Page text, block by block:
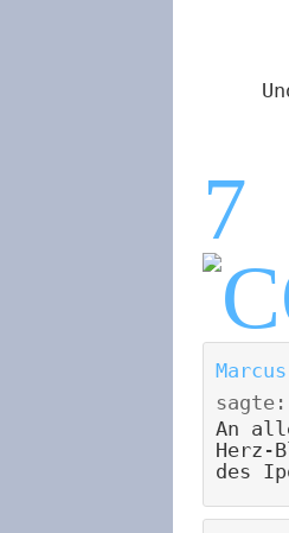
7
Marcus
sagte:
An
Herz-
des